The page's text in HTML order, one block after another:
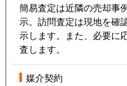
簡易査定は近隣の売却事
示。訪問査定は現地を確
示します。また、必要に
査します。
媒介契約